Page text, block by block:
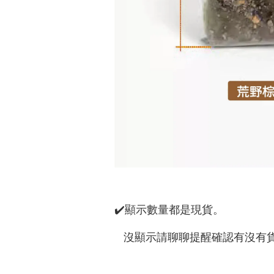
✔️顯示數量都是現貨。
沒顯示請聊聊提醒確認有沒有